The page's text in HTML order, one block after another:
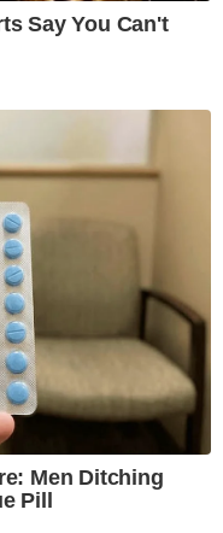
Say You Can't
Men Ditching
Pill